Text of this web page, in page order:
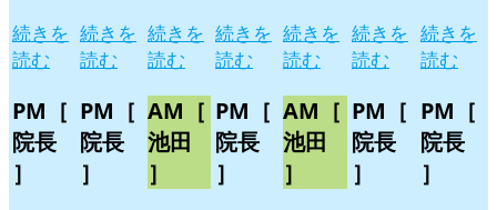
続きを
読む
PM［
院長
］
続きを
読む
PM［
院長
］
続きを
読む
AM［
池田
］
続きを
読む
PM［
院長
］
続きを
読む
AM［
池田
］
続きを
読む
PM［
院長
］
続きを
読む
PM［
院長
］